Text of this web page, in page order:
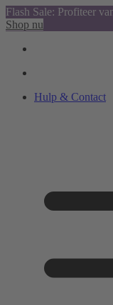
Flash Sale: Profiteer
Shop nu
Hulp & Contact